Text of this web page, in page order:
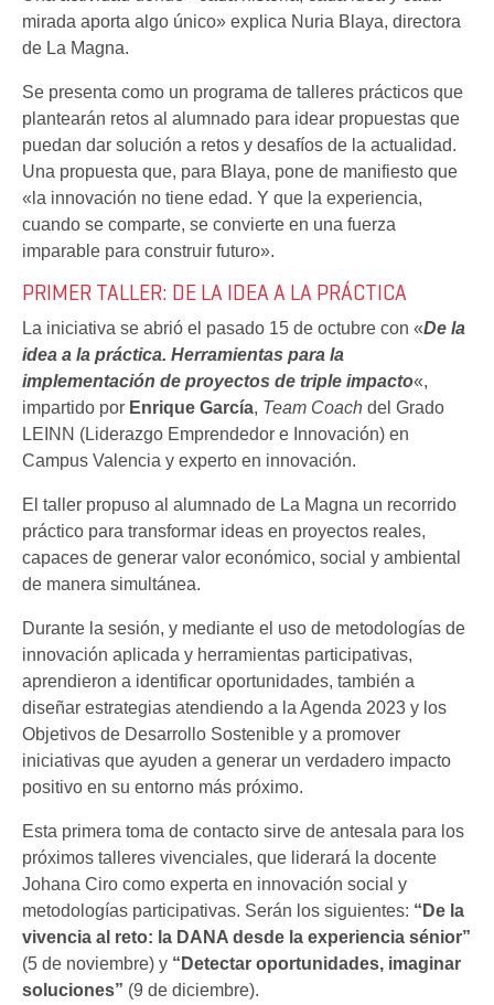
mirada aporta algo único» explica Nuria Blaya, directora
de La Magna.
Se presenta como un programa de talleres prácticos que
plantearán retos al alumnado para idear propuestas que
puedan dar solución a retos y desafíos de la actualidad.
Una propuesta que, para Blaya, pone de manifiesto que
«la innovación no tiene edad. Y que la experiencia,
cuando se comparte, se convierte en una fuerza
imparable para construir futuro».
PRIMER TALLER: DE LA IDEA A LA PRÁCTICA
La iniciativa se abrió el pasado 15 de octubre con «De la
idea a la práctica. Herramientas para la
implementación de proyectos de triple impacto«,
impartido por Enrique García, Team Coach del Grado
LEINN (Liderazgo Emprendedor e Innovación) en
Campus Valencia y experto en innovación.
El taller propuso al alumnado de La Magna un recorrido
práctico para transformar ideas en proyectos reales,
capaces de generar valor económico, social y ambiental
de manera simultánea.
Durante la sesión, y mediante el uso de metodologías de
innovación aplicada y herramientas participativas,
aprendieron a identificar oportunidades, también a
diseñar estrategias atendiendo a la Agenda 2023 y los
Objetivos de Desarrollo Sostenible y a promover
iniciativas que ayuden a generar un verdadero impacto
positivo en su entorno más próximo.
Esta primera toma de contacto sirve de antesala para los
próximos talleres vivenciales, que liderará la docente
Johana Ciro como experta en innovación social y
metodologías participativas. Serán los siguientes: “ De la
vivencia al reto: la DANA desde la experiencia sénior”
(5 de noviembre) y “ Detectar oportunidades, imaginar
soluciones” (9 de diciembre).